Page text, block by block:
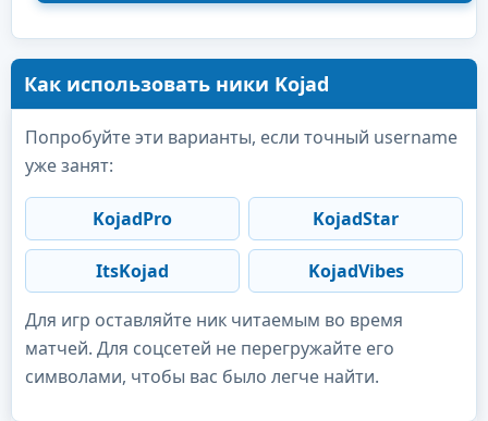
Как использовать ники Kojad
Попробуйте эти варианты, если точный username
уже занят:
KojadPro KojadStar
ItsKojad KojadVibes
Для игр оставляйте ник читаемым во время
матчей. Для соцсетей не перегружайте его
символами, чтобы вас было легче найти.